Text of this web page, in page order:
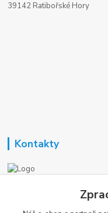
39142 Ratibořské Hory
Kontakty